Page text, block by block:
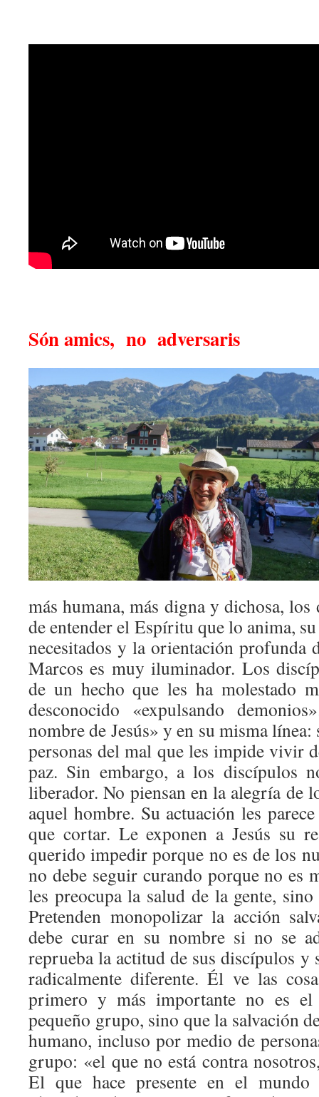
Són amics, no adversaris
más humana, más digna y dichosa,
de entender el Espíritu que lo anima,
necesitados y la orientación profunda
Marcos es muy iluminador. Los
de un hecho que les ha molestado
desconocido «expulsando
nombre de Jesús» y en su misma
personas del mal que les impide vivir
paz. Sin embargo, a los discípulos
liberador. No piensan en la alegría de
aquel hombre. Su actuación les
que cortar. Le exponen a Jesús su
querido impedir porque no es de los
no debe seguir curando porque no es
les preocupa la salud de la gente,
Pretenden monopolizar la acción
debe curar en su nombre si no se
reprueba la actitud de sus discípulos y
radicalmente diferente. Él ve las
primero y más importante no es el
pequeño grupo, sino que la salvación
humano, incluso por medio de
grupo: «el que no está contra
El que hace presente en el